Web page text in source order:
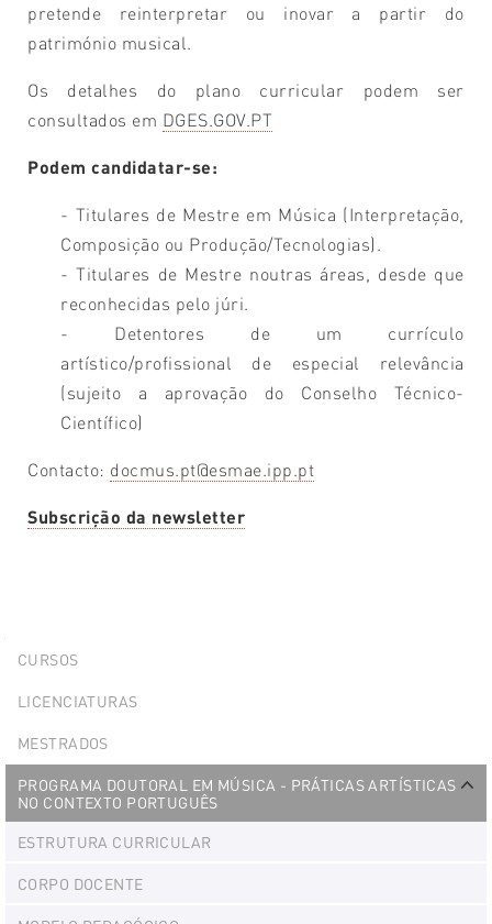
pretende reinterpretar ou inovar a partir do
património musical.
Os detalhes do plano curricular podem ser
consultados em DGES.GOV.PT
Podem candidatar-se:
- Titulares de Mestre em Música (Interpretação,
Composição ou Produção/Tecnologias).
- Titulares de Mestre noutras áreas, desde que
reconhecidas pelo júri.
- Detentores de um currículo
artístico/profissional de especial relevância
(sujeito a aprovação do Conselho Técnico-
Científico)
Contacto: docmus.pt@esmae.ipp.pt
Subscrição da newsletter
Portlet
CURSOS
LICENCIATURAS
MESTRADOS
PROGRAMA DOUTORAL EM MÚSICA - PRÁTICAS ARTÍSTICAS
NO CONTEXTO PORTUGUÊS
ESTRUTURA CURRICULAR
CORPO DOCENTE